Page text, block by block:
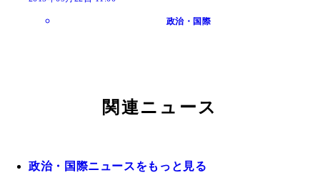
政治・国際
関連ニュース
政治・国際ニュースをもっと見る